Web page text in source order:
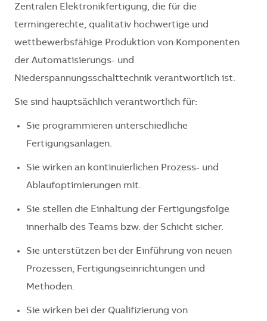
Zentralen Elektronikfertigung, die für die
termingerechte, qualitativ hochwertige und
wettbewerbsfähige Produktion von Komponenten
der Automatisierungs- und
Niederspannungsschalttechnik verantwortlich ist.
Sie sind hauptsächlich verantwortlich für:
Sie programmieren unterschiedliche
Fertigungsanlagen.
Sie wirken an kontinuierlichen Prozess- und
Ablaufoptimierungen mit.
Sie stellen die Einhaltung der Fertigungsfolge
innerhalb des Teams bzw. der Schicht sicher.
Sie unterstützen bei der Einführung von neuen
Prozessen, Fertigungseinrichtungen und
Methoden.
Sie wirken bei der Qualifizierung von